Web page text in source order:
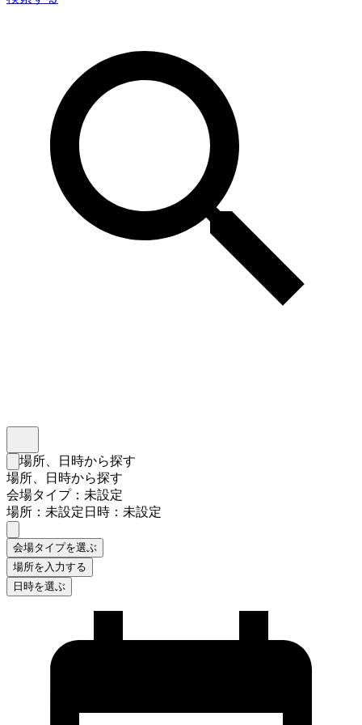
検索フォームを閉じる
場所、日時から探す
場所、日時から探す
会場タイプ：未設定
場所：未設定日時：未設定
会場タイプを選ぶ
場所を入力する
日時を選ぶ